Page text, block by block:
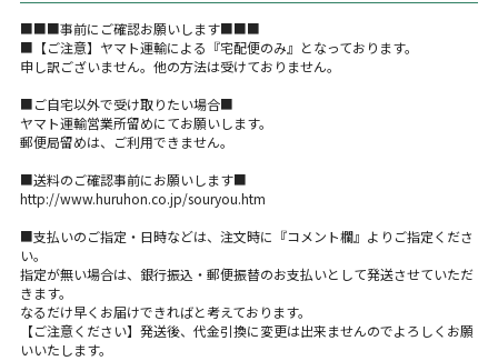
■■■事前にご確認お願いします■■■
■【ご注意】ヤマト運輸による『宅配便のみ』となっております。
申し訳ございません。他の方法は受けておりません。
■ご自宅以外で受け取りたい場合■
ヤマト運輸営業所留めにてお願いします。
郵便局留めは、ご利用できません。
■送料のご確認事前にお願いします■
http://www.huruhon.co.jp/souryou.htm
■支払いのご指定・日時などは、注文時に『コメント欄』よりご指定くださ
い。
指定が無い場合は、銀行振込・郵便振替のお支払いとして発送させていただ
きます。
なるだけ早くお届けできればと考えております。
【ご注意ください】発送後、代金引換に変更は出来ませんのでよろしくお願
いいたします。